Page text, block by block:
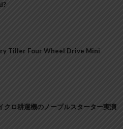
Tiller Four Wheel Drive Mini
クロ耕運機のノープルスターター実演